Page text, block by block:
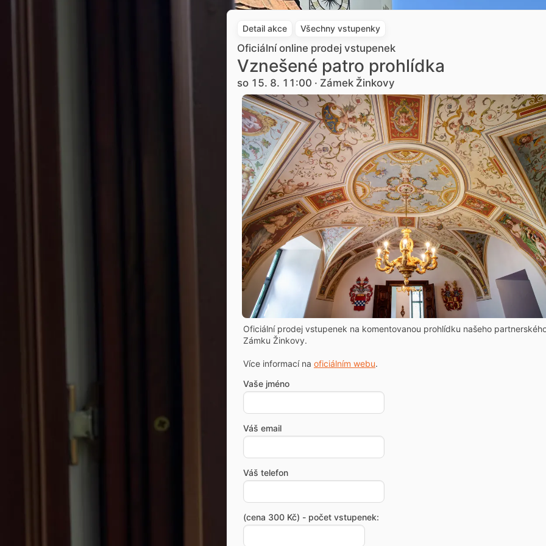
Detail akce Všechny vstupenky
Oficiální online prodej vstupenek
Vznešené patro prohlídka
so 15. 8. 11:00 · Zámek Žinkovy
Oficiální prodej vstupenek na komentovanou prohlídku našeho
Zámku Žinkovy.
Více informací na oficiálním webu.
Vaše jméno
Váš email
Váš telefon
(cena 300 Kč) - počet vstupenek: